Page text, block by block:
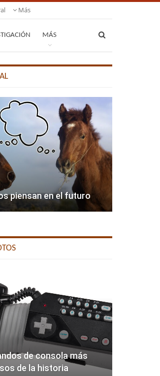
Más
MÁS
piensan en el futuro
de consola más
de la historia